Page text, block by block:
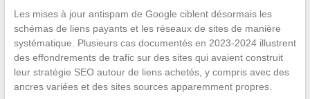
Les mises à jour antispam de Google ciblent désormais les
schémas de liens payants et les réseaux de sites de manière
systématique. Plusieurs cas documentés en 2023-2024 illustrent
des effondrements de trafic sur des sites qui avaient construit
leur stratégie SEO autour de liens achetés, y compris avec des
ancres variées et des sites sources apparemment propres.